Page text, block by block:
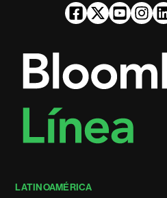
LATINOAMÉRICA